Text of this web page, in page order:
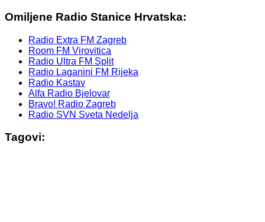
Omiljene Radio Stanice Hrvatska:
Radio Extra FM Zagreb
Room FM Virovitica
Radio Ultra FM Split
Radio Laganini FM Rijeka
Radio Kastav
Alfa Radio Bjelovar
Bravo! Radio Zagreb
Radio SVN Sveta Nedelja
Tagovi: